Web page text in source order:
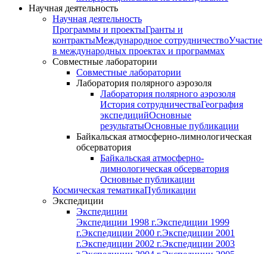
Научная деятельность
Научная деятельность
Программы и проектыГранты и
контрактыМеждународное сотрудничествоУчастие
в международных проектах и программах
Совместные лаборатории
Совместные лаборатории
Лаборатория полярного аэрозоля
Лаборатория полярного аэрозоля
История сотрудничестваГеография
экспедицийОсновные
результатыОсновные публикации
Байкальская атмосферно-лимнологическая
обсерватория
Байкальская атмосферно-
лимнологическая обсерватория
Основные публикации
Космическая тематикаПубликации
Экспедиции
Экспедиции
Экспедиции 1998 г.Экспедиции 1999
г.Экспедиции 2000 г.Экспедиции 2001
г.Экспедиции 2002 г.Экспедиции 2003